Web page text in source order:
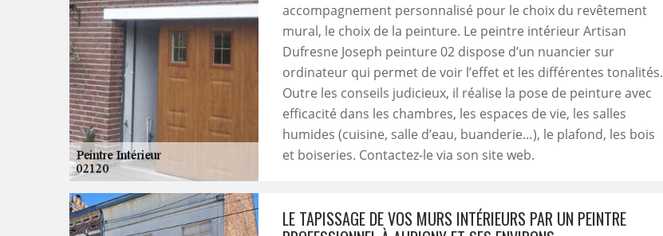
accompagnement personnalisé pour le choix du revêtement
mural, le choix de la peinture. Le peintre intérieur Artisan
Dufresne Joseph peinture 02 dispose d’un nuancier sur
ordinateur qui permet de voir l’effet et les différentes tonalités.
Outre les conseils judicieux, il réalise la pose de peinture avec
efficacité dans les chambres, les espaces de vie, les salles
humides (cuisine, salle d’eau, buanderie…), le plafond, les bois
et boiseries. Contactez-le via son site web.
LE TAPISSAGE DE VOS MURS INTÉRIEURS PAR UN PEINTRE